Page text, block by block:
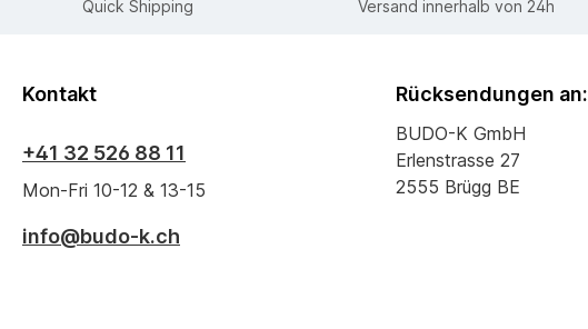
Quick Shipping Versand innerhalb von 24h
Kontakt
+41 32 526 88 11
Mon-Fri 10-12 & 13-15
info@budo-k.ch
Rücksendungen an:
BUDO-K GmbH
Erlenstrasse 27
2555 Brügg BE